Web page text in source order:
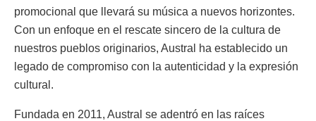
promocional que llevará su música a nuevos horizontes.
Con un enfoque en el rescate sincero de la cultura de
nuestros pueblos originarios, Austral ha establecido un
legado de compromiso con la autenticidad y la expresión
cultural.
Fundada en 2011, Austral se adentró en las raíces